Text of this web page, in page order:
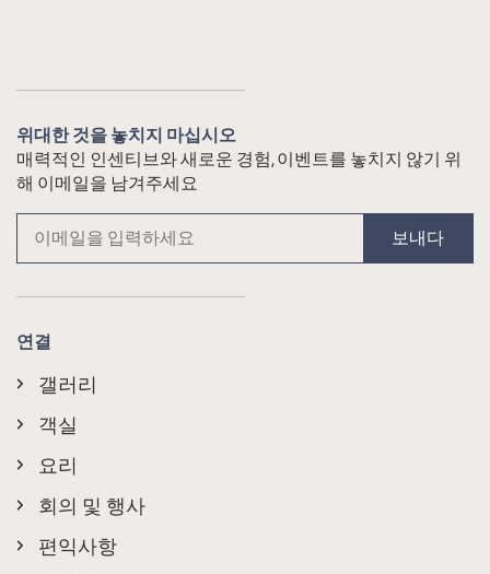
위대한 것을 놓치지 마십시오
매력적인 인센티브와 새로운 경험, 이벤트를 놓치지 않기 위
해 이메일을 남겨주세요
보내다
연결
갤러리
객실
요리
회의 및 행사
편익사항